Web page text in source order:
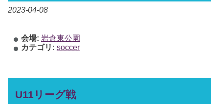
2023-04-08
会場: 岩倉東公園
カテゴリ: soccer
U11リーグ戦